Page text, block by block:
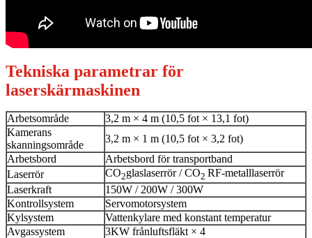
Tekniska parametrar för
laserskärmaskinen
Arbetsområde
3,2 m × 4 m (10,5 fot × 13,1 fot)
Kamerans
skanningsområde
3,2 m × 1 m (10,5 fot × 3,2 fot)
Arbetsbord
Arbetsbord för transportband
Laserrör
CO2glaslaserrör / CO2 RF-metalllaserrör
Laserkraft
150W / 200W / 300W
Kontrollsystem
Servomotorsystem
Kylsystem
Vattenkylare med konstant temperatur
Avgassystem
3KW frånluftsfläkt × 4